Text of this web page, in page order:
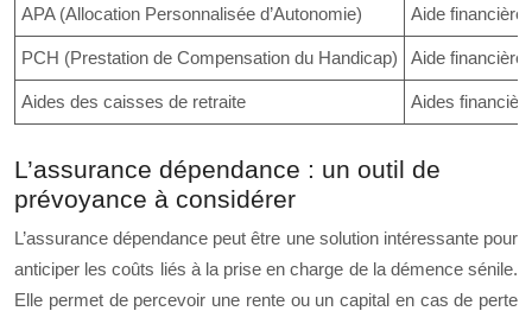
APA (Allocation Personnalisée d’Autonomie) Aide financière
PCH (Prestation de Compensation du Handicap) Aide
Aides des caisses de retraite Aides
L’assurance dépendance : un outil de
prévoyance à considérer
L’assurance dépendance peut être une solution intéressante pour
anticiper les coûts liés à la prise en charge de la démence sénile.
Elle permet de percevoir une rente ou un capital en cas de perte